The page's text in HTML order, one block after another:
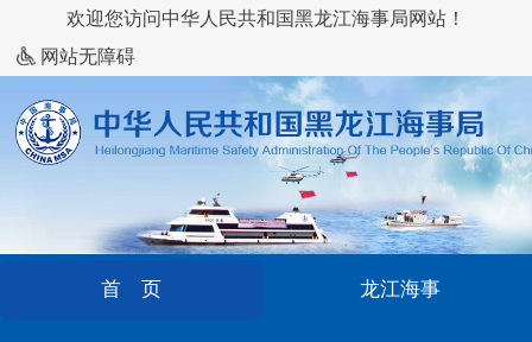
欢迎您访问中华人民共和国黑龙江海事局网站！
网站无障碍
首 页 龙江海事